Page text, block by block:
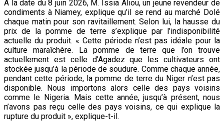
À la date du 8 juin 2026, M. Issia Aliou, un jeune revendeur de
condiments à Niamey, explique qu’il se rend au marché Dolé
chaque matin pour son ravitaillement. Selon lui, la hausse du
prix de la pomme de terre s’explique par l’indisponibilité
actuelle du produit. « Cette période n’est pas idéale pour la
culture maraîchère. La pomme de terre que l’on trouve
actuellement est celle d’Agadez que les cultivateurs ont
stockée jusqu’à la période de soudure. Comme chaque année,
pendant cette période, la pomme de terre du Niger n’est pas
disponible. Nous importons alors celle des pays voisins
comme le Nigeria. Mais cette année, jusqu’à présent, nous
n’avons pas reçu celle des pays voisins, ce qui explique la
rupture du produit », explique-t-il.